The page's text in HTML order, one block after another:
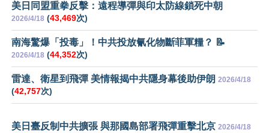
美日同盟重拳反擊：遠程導彈與印太防線鎖死中朝
2026/4/18 (43,469次)
南海驚爆「投毒」！中共投放氰化物斷菲軍糧？ 📝
2026/4/18 (44,352次)
雷達、衛星到飛彈 美情報揭中共隱身幕後助伊朗 2026/4/18
(42,757次)
美日臺反制中共擴張 與那國島部署飛彈重擊北京 2026/4/18